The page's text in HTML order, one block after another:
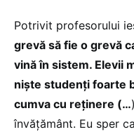
Potrivit profesorului
grevă să fie o grevă
vină în sistem. Elevii
niște studenți foarte
cumva cu reținere (…
învățământ. Eu sper